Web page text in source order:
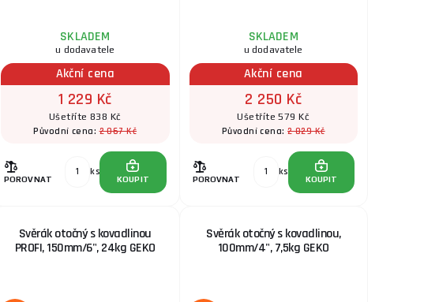
SKLADEM
u dodavatele
Akční cena
1 229 Kč
Ušetříte 838 Kč
Původní cena:2 067 Kč
POROVNAT
ks
KOUPIT
SKLADEM
u dodavatele
Akční cena
2 250 Kč
Ušetříte 579 Kč
Původní cena:2 829 Kč
POROVNAT
ks
KOUPIT
Svěrák otočný s kovadlinou
PROFI, 150mm/6", 24kg GEKO
Svěrák otočný s kovadlinou,
100mm/4", 7,5kg GEKO